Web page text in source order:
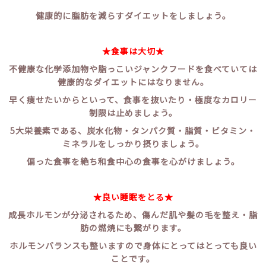
健康的に脂肪を減らすダイエットをしましょう。
★食事は大切★
不健康な化学添加物や脂っこいジャンクフードを食べていては
健康的なダイエットにはなりません。
早く痩せたいからといって、食事を抜いたり・極度なカロリー
制限は止めましょう。
5大栄養素である、炭水化物・タンパク質・脂質・ビタミン・
ミネラルをしっかり摂りましょう。
偏った食事を絶ち和食中心の食事を心がけましょう。
★良い睡眠をとる★
成長ホルモンが分泌されるため、傷んだ肌や髪の毛を整え・脂
肪の燃焼にも繋がります。
ホルモンバランスも整いますので身体にとってはとっても良い
ことです。